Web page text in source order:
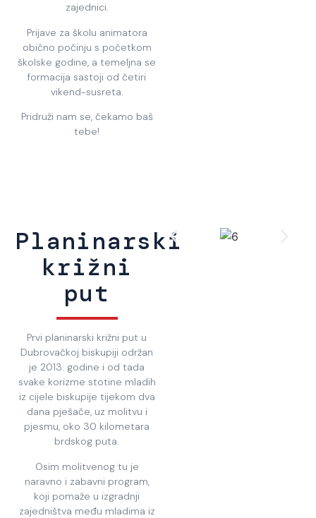
zajednici.
Prijave za školu animatora
obično počinju s početkom
školske godine, a temeljna se
formacija sastoji od četiri
vikend-susreta.
Pridruži nam se, čekamo baš
tebe!
Planinarski
križni
put
Prvi planinarski križni put u
Dubrovačkoj biskupiji održan
je 2013. godine i od tada
svake korizme stotine mladih
iz cijele biskupije tijekom dva
dana pješače, uz molitvu i
pjesmu, oko 30 kilometara
brdskog puta.
Osim molitvenog tu je
naravno i zabavni program,
koji pomaže u izgradnji
zajedništva među mladima iz